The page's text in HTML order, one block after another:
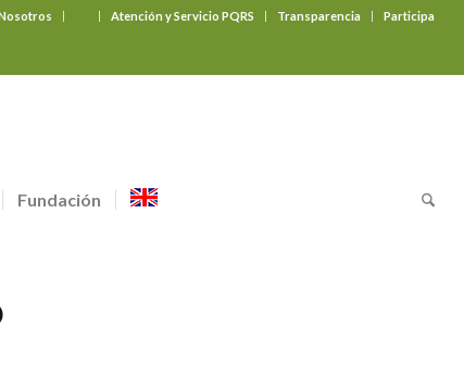
Atención y Servicio PQRS Transparencia Participa
Fundación